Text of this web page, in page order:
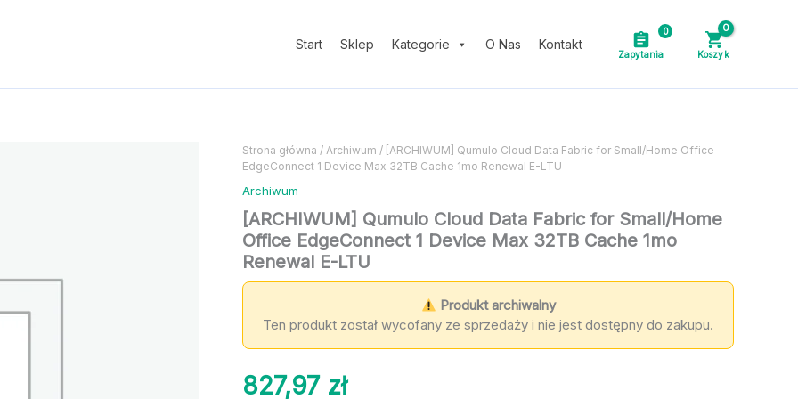
Start Sklep Kategorie O Nas Kontakt
0
Strona główna / Archiwum / [ARCHIWUM] Qumulo Cloud Data Fabric for Small/Home Office
EdgeConnect 1 Device Max 32TB Cache 1mo Renewal E-LTU
Archiwum
[ARCHIWUM] Qumulo Cloud Data Fabric for Small/Home
Office EdgeConnect 1 Device Max 32TB Cache 1mo
Renewal E-LTU
Produkt archiwalny
Ten produkt został wycofany ze sprzedaży i nie jest dostępny do zakupu.
827,97 zł